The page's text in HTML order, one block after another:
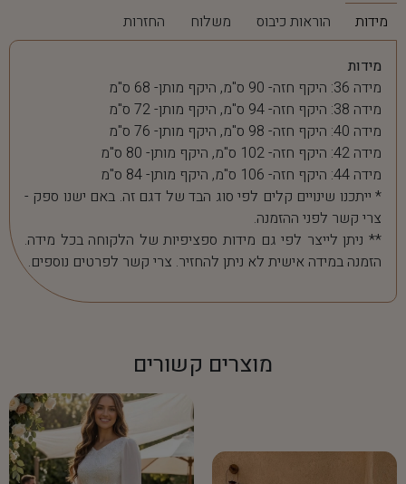
מידות הוראות כיבוס משלוח החזרות
מידות
מידה 36: היקף חזה- 90 ס"מ, היקף מותן- 68 ס"מ
מידה 38: היקף חזה- 94 ס"מ, היקף מותן- 72 ס"מ
מידה 40: היקף חזה- 98 ס"מ, היקף מותן- 76 ס"מ
מידה 42: היקף חזה- 102 ס"מ, היקף מותן- 80 ס"מ
מידה 44: היקף חזה- 106 ס"מ, היקף מותן- 84 ס"מ
* ייתכנו שינויים קלים לפי סוג הבד של דגם זה. באם ישנו ספק -
צרי קשר לפני ההזמנה.
** ניתן לייצר לפי גם מידות ספציפיות של הלקוחה בכל מידה.
הזמנה במידה אישית לא ניתן להחזיר. צרי קשר לפרטים נוספים.
מוצרים קשורים